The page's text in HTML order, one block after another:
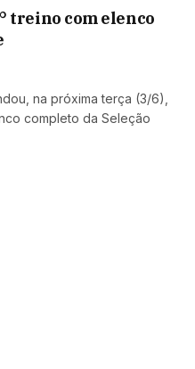
treino com elenco
na próxima terça (3/6),
completo da Seleção